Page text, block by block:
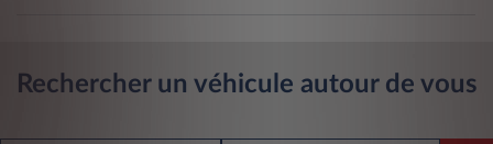
Rechercher un véhicule autour de vous